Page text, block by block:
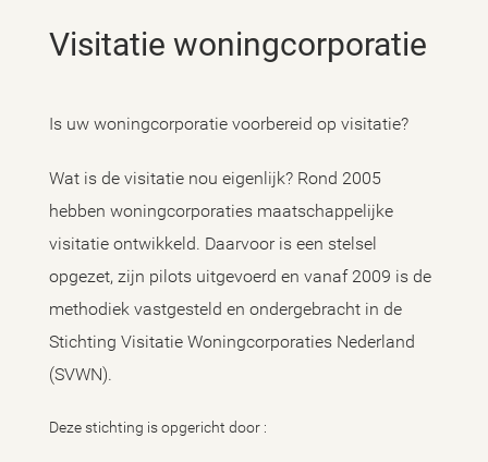
Visitatie woningcorporatie
Is uw woningcorporatie voorbereid op visitatie?
Wat is de visitatie nou eigenlijk? Rond 2005
hebben woningcorporaties maatschappelijke
visitatie ontwikkeld. Daarvoor is een stelsel
opgezet, zijn pilots uitgevoerd en vanaf 2009 is de
methodiek vastgesteld en ondergebracht in de
Stichting Visitatie Woningcorporaties Nederland
(SVWN).
Deze stichting is opgericht door :